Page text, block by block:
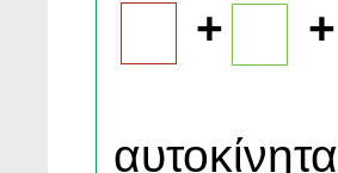
+
+
αυτοκίνητα